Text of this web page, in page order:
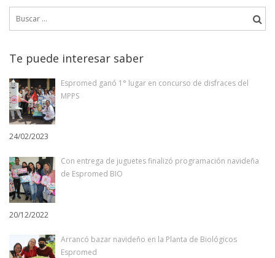
Te puede interesar saber
Espromed ganó 1° lugar en concurso de disfraces del
MPPS
24/02/2023
Con entrega de juguetes finalizó programación navideña
de Espromed BIO
20/12/2022
Arrancó bazar navideño en la Planta de Biológicos
Espromed